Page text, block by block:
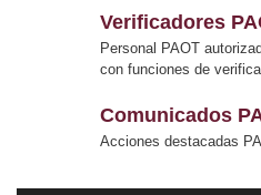
Verificadores
Personal PAOT
con funciones de
Comunicados
Acciones destacadas